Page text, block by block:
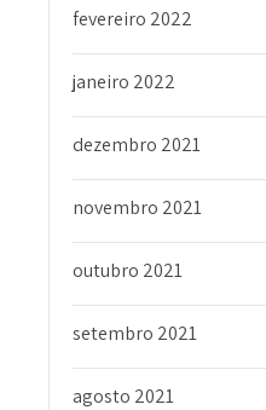
fevereiro 2022
janeiro 2022
dezembro 2021
novembro 2021
outubro 2021
setembro 2021
agosto 2021